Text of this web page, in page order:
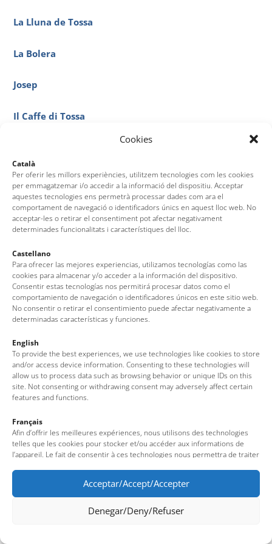
Cookies
Català
Per oferir les millors experiències, utilitzem tecnologies com les cookies
per emmagatzemar i/o accedir a la informació del dispositiu. Acceptar
aquestes tecnologies ens permetrà processar dades com ara el
comportament de navegació o identificadors únics en aquest lloc web. No
acceptar-les o retirar el consentiment pot afectar negativament
determinades funcionalitats i característiques del lloc.
Castellano
Para ofrecer las mejores experiencias, utilizamos tecnologías como las
cookies para almacenar y/o acceder a la información del dispositivo.
Consentir estas tecnologías nos permitirá procesar datos como el
comportamiento de navegación o identificadores únicos en este sitio web.
No consentir o retirar el consentimiento puede afectar negativamente a
determinadas características y funciones.
English
To provide the best experiences, we use technologies like cookies to store
and/or access device information. Consenting to these technologies will
allow us to process data such as browsing behavior or unique IDs on this
site. Not consenting or withdrawing consent may adversely affect certain
features and functions.
Français
Afin d’offrir les meilleures expériences, nous utilisons des technologies
telles que les cookies pour stocker et/ou accéder aux informations de
l’appareil. Le fait de consentir à ces technologies nous permettra de traiter
uniques sur ce site. Le fait de ne pas consentir ou de retirer son
consentement peut avoir un effet négatif sur certaines fonctionnalités et
caractéristiques du site.
Acceptar/Accept/Accepter
Denegar/Deny/Refuser
La Lluna de Tossa
La Bolera
Josep
Il Caffe di Tossa
Hotel Florida
Helados Italianos Artesanales
Gelateria-iogurteria Gelio
Filomena
1 2 3 4 5 6